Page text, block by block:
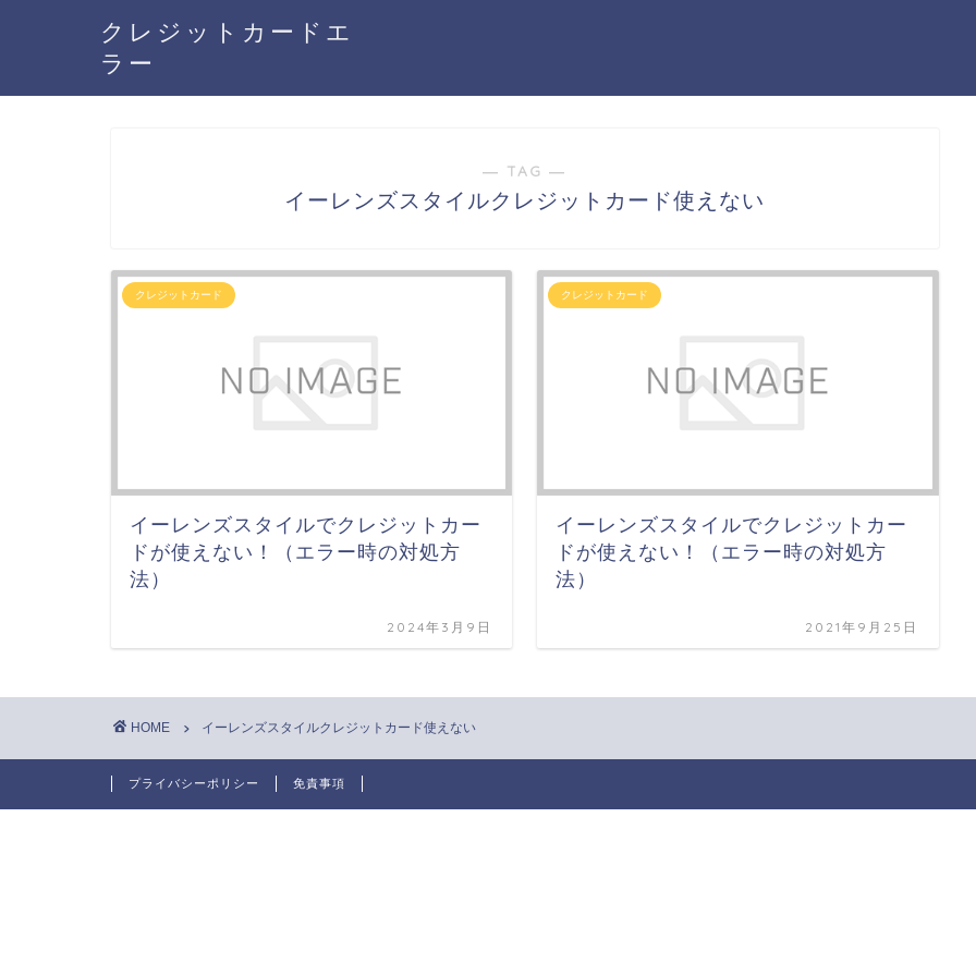
クレジットカードエ
ラー
― TAG ―
イーレンズスタイルクレジットカード使えない
クレジットカード
イーレンズスタイルでクレジットカー
ドが使えない！（エラー時の対処方
法）
2024年3月9日
クレジットカード
イーレンズスタイルでクレジットカー
ドが使えない！（エラー時の対処方
法）
2021年9月25日
HOME イーレンズスタイルクレジットカード使えない
プライバシーポリシー 免責事項